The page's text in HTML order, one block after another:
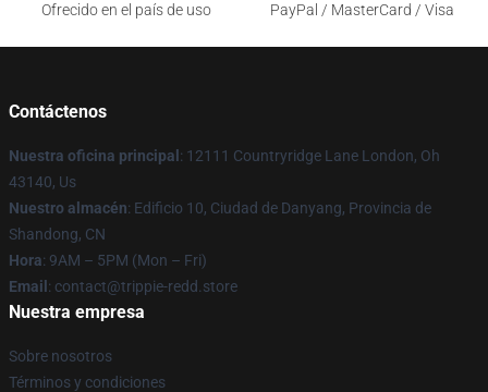
Ofrecido en el país de uso
PayPal / MasterCard / Visa
Contáctenos
Nuestra oficina principal : 12111 Countryridge Lane London, Oh
43140, Us
Nuestro almacén: Edificio 10, Ciudad de Danyang, Provincia de
Shandong, CN
Hora: 9AM – 5PM (Mon – Fri)
Email : contact@trippie-redd.store
Nuestra empresa
Sobre nosotros
Términos y condiciones